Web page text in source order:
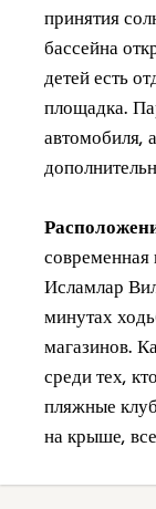
принятия
бассейна
детей есть
площадка.
автомобиля,
современная
Исламлар
минутах
магазинов.
среди тех,
пляжные
на крыше,